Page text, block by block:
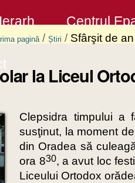
Centrul
pagină / Știri / Sfârşit de
la Liceul
Clepsidra timpului
susţinut, la moment
din Oradea să
ora 830, a avut loc
Liceului Ortodox